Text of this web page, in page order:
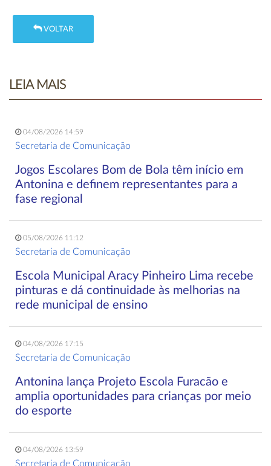
VOLTAR
LEIA MAIS
04/08/2026 14:59
Secretaria de Comunicação
Jogos Escolares Bom de Bola têm início em
Antonina e definem representantes para a
fase regional
05/08/2026 11:12
Secretaria de Comunicação
Escola Municipal Aracy Pinheiro Lima recebe
pinturas e dá continuidade às melhorias na
rede municipal de ensino
04/08/2026 17:15
Secretaria de Comunicação
Antonina lança Projeto Escola Furacão e
amplia oportunidades para crianças por meio
do esporte
04/08/2026 13:59
Secretaria de Comunicação